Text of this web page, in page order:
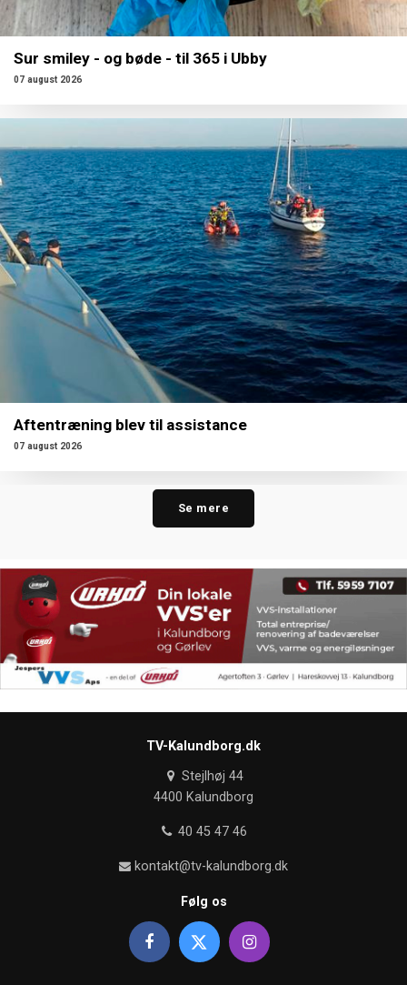
Sur smiley - og bøde - til 365 i Ubby
07 august 2026
Aftentræning blev til assistance
07 august 2026
Se mere
TV-Kalundborg.dk
Stejlhøj 44
4400 Kalundborg
40 45 47 46
kontakt@tv-kalundborg.dk
Følg os